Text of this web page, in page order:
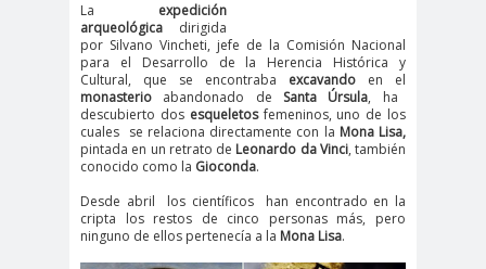
La expedición
arqueológica dirigida
por Silvano Vincheti, jefe de la Comisión Nacional
para el Desarrollo de la Herencia Histórica y
Cultural, que se encontraba excavando en el
monasterio abandonado de Santa Úrsula, ha
descubierto dos esqueletosfemeninos, uno de los
cuales se relaciona directamente con la Mona Lisa,
pintada en un retrato de Leonardo da Vinci, también
conocido como la Gioconda.
Desde abril los científicos han encontrado en la
cripta los restos de cinco personas más, pero
ninguno de ellos pertenecía a la Mona Lisa.